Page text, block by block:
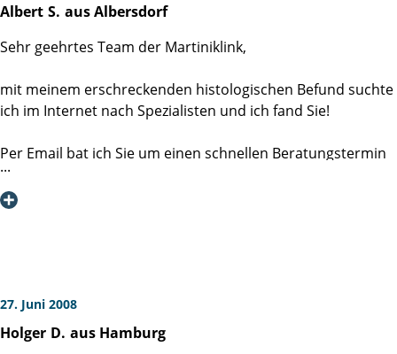
Albert S. aus Albersdorf
Sehr geehrtes Team der Martiniklink,
mit meinem erschreckenden histologischen Befund suchte
ich im Internet nach Spezialisten und ich fand Sie!
Per Email bat ich Sie um einen schnellen Beratungstermin
:-) und ich bekam ihn umgehend.
Sehr erfolgreich führte dann Herr Dr. Schlomm die
Operation bei mir durch. Vielen herzlichen Dank!
27. Juni 2008
Holger D. aus Hamburg